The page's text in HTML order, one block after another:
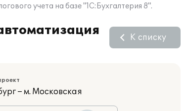
учета на базе "1С:Бухгалтерия 8".
К списку
– м. Московская